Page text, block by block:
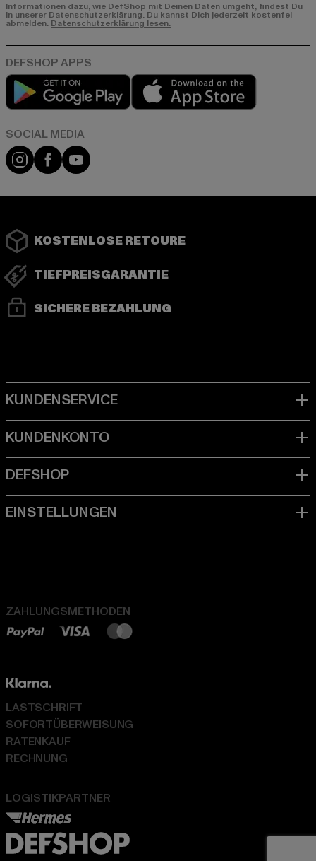
Informationen dazu, wie DefShop mit Deinen Daten umgeht, findest Du
in unserer Datenschutzerklärung. Du kannst Dich jederzeit kostenfei
abmelden. Datenschutzerklärung lesen.
Play market
Instagram
FacebookYouTube
KOSTENLOSE RETOURE
TIEFPREISGARANTIE
SICHERE BEZAHLUNG
ZAHLUNGSMETHODEN
LOGISTIKPARTNER
LASTSCHRIFT
SOFORTÜBERWEISUNG
RATENKAUF
RECHNUNG